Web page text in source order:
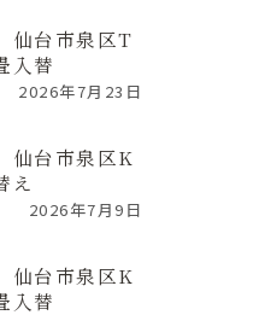
台市泉区T
入替
2026年7月23日
台市泉区K
え
2026年7月9日
台市泉区K
入替